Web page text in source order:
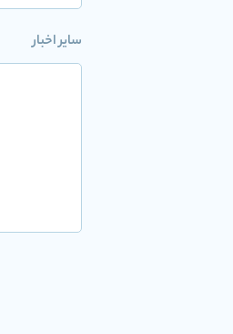
سایر اخبار